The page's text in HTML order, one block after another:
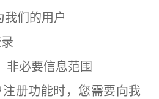
们的用户
必要信息范围
册功能时，您需要向我